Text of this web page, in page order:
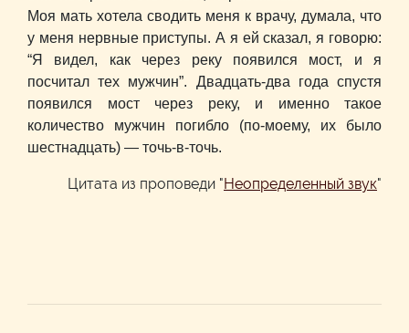
Моя мать хотела сводить меня к врачу, думала, что
у меня нервные приступы. А я ей сказал, я говорю:
“Я видел, как через реку появился мост, и я
посчитал тех мужчин”. Двадцать-два года спустя
появился мост через реку, и именно такое
количество мужчин погибло (по-моему, их было
шестнадцать) — точь-в-точь.
Цитата из проповеди "Неопределенный звук"